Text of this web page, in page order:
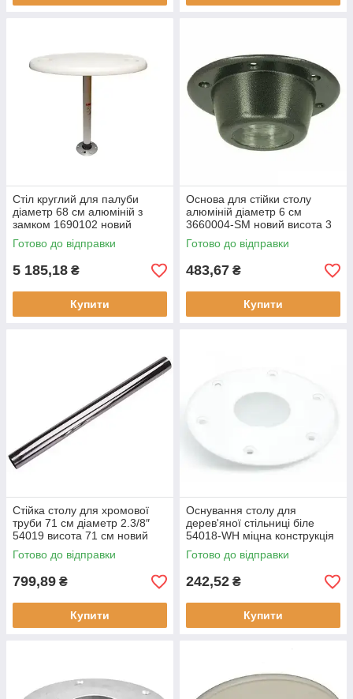
Стіл круглий для палуби
діаметр 68 см алюміній з
замком 1690102 новий
легкий стійкий
Готово до відправки
5 185,18 ₴
Купити
Основа для стійки столу
алюміній діаметр 6 см
3660004-SM новий висота 3
см
Готово до відправки
483,67 ₴
Купити
Стійка столу для хромової
труби 71 см діаметр 2.3/8″
54019 висота 71 см новий
стан
Готово до відправки
799,89 ₴
Купити
Оснування столу для
дерев'яної стільниці біле
54018-WH міцна конструкція
універсальність використання
Готово до відправки
242,52 ₴
Купити